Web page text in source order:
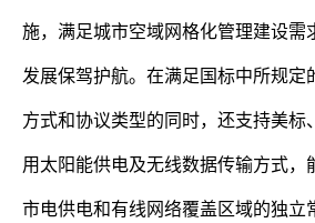
施，满足城市空域网格化管理建设需
发展保驾护航。在满足国标中所规定
方式和协议类型的同时，还支持美标
用太阳能供电及无线数据传输方式，
市电供电和有线网络覆盖区域的独立